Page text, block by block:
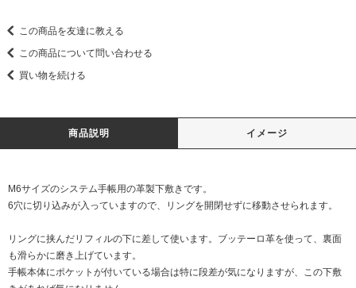
この商品を友達に教える
この商品について問い合わせる
買い物を続ける
商品説明 イメージ
M6サイズのシステム手帳用の革製下敷きです。
6穴に切り込みが入っていますので、リングを開閉せずに移動させられます。
リングに挟んだリフィルの下に差して使います。ブッテーロ革を使って、裏面
も滑らかに磨き上げています。
手帳本体にポケットが付いている場合は特に段差が気になりますが、この下敷